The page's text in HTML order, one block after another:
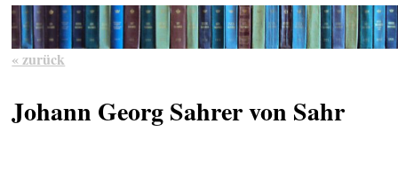
« zurück
Johann Georg Sahrer von Sahr